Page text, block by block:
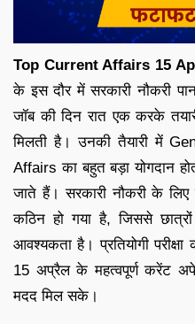
Top Current Affairs 15
के इस दौर में सरकारी नौकरी
जॉब की दिन रात एक करके
मिलती है। उनकी तैयारी में
Affairs का बहुत बड़ा योगदान
जाते हैं। सरकारी नौकरी के लिए
कठिन हो गया है, जिससे
आवश्यकता है। प्रतियोगी
15 अप्रैल के महत्वपूर्ण करेंट
मदद मिल सके।